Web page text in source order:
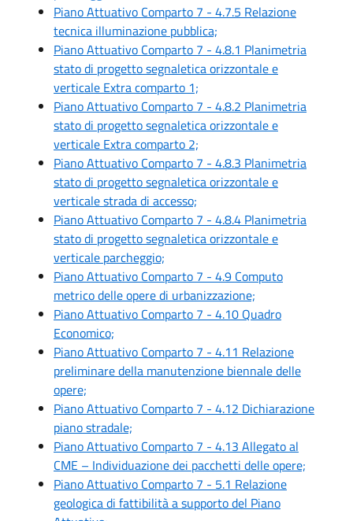
Piano Attuativo Comparto 7 - 4.7.5 Relazione
tecnica illuminazione pubblica;
Piano Attuativo Comparto 7 - 4.8.1 Planimetria
stato di progetto segnaletica orizzontale e
verticale Extra comparto 1;
Piano Attuativo Comparto 7 - 4.8.2 Planimetria
stato di progetto segnaletica orizzontale e
verticale Extra comparto 2;
Piano Attuativo Comparto 7 - 4.8.3 Planimetria
stato di progetto segnaletica orizzontale e
verticale strada di accesso;
Piano Attuativo Comparto 7 - 4.8.4 Planimetria
stato di progetto segnaletica orizzontale e
verticale parcheggio;
Piano Attuativo Comparto 7 - 4.9 Computo
metrico delle opere di urbanizzazione;
Piano Attuativo Comparto 7 - 4.10 Quadro
Economico;
Piano Attuativo Comparto 7 - 4.11 Relazione
preliminare della manutenzione biennale delle
opere;
Piano Attuativo Comparto 7 - 4.12 Dichiarazione
piano stradale;
Piano Attuativo Comparto 7 - 4.13 Allegato al
CME – Individuazione dei pacchetti delle opere;
Piano Attuativo Comparto 7 - 5.1 Relazione
geologica di fattibilità a supporto del Piano